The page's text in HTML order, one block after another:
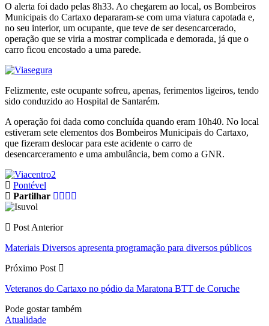
O alerta foi dado pelas 8h33. Ao chegarem ao local, os Bombeiros
Municipais do Cartaxo depararam-se com uma viatura capotada e,
no seu interior, um ocupante, que teve de ser desencarcerado,
operação que se viria a mostrar complicada e demorada, já que o
carro ficou encostado a uma parede.
Felizmente, este ocupante sofreu, apenas, ferimentos ligeiros, tendo
sido conduzido ao Hospital de Santarém.
A operação foi dada como concluída quando eram 10h40. No local
estiveram sete elementos dos Bombeiros Municipais do Cartaxo,
que fizeram deslocar para este acidente o carro de
desencarceramento e uma ambulância, bem como a GNR.
Pontével
Partilhar
Post Anterior
Materiais Diversos apresenta programação para diversos públicos
Próximo Post
Veteranos do Cartaxo no pódio da Maratona BTT de Coruche
Pode gostar também
Atualidade